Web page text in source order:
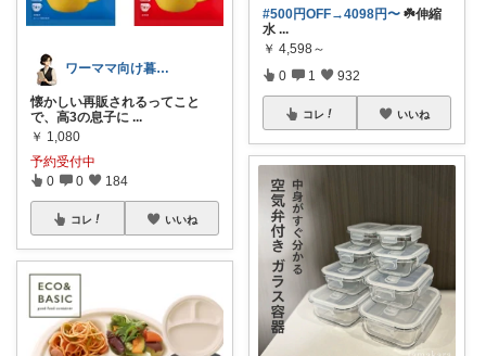
ワーママ向け暮らしの便利グッズROOM
懐かしい再販されるってこと
で、高3の息子に ...
￥ 1,080
予約受付中
0 0 184
コレ いいね
#500円OFF→4098円〜 ☘️伸縮
水 ...
￥ 4,598～
0 1 932
コレ いいね